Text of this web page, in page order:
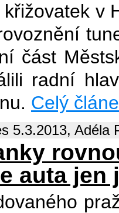
v
část
radní
Celý
5.3.2013,
auta jen